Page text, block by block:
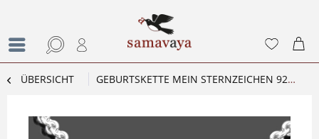
ÜBERSICHT GEBURTSKETTE MEIN STERNZEICHEN 925 SILBER NAMENSKETTE GRAVUR